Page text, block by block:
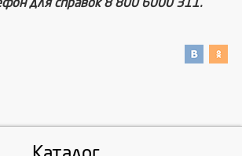
для справок 8 800 6000 311.